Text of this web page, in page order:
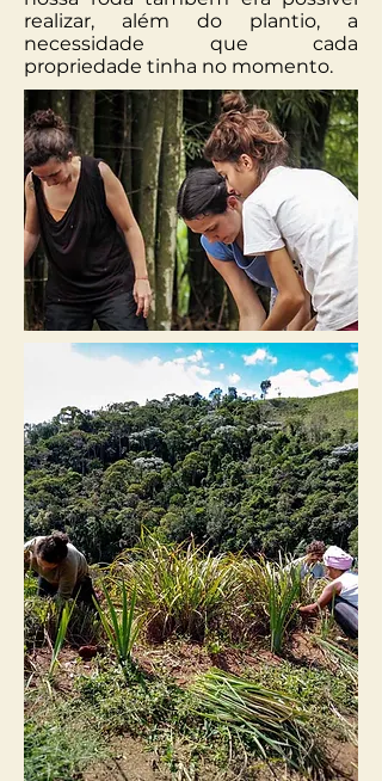
realizar, além do plantio, a
necessidade que cada
propriedade tinha no momento.